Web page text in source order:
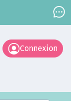
Connexion